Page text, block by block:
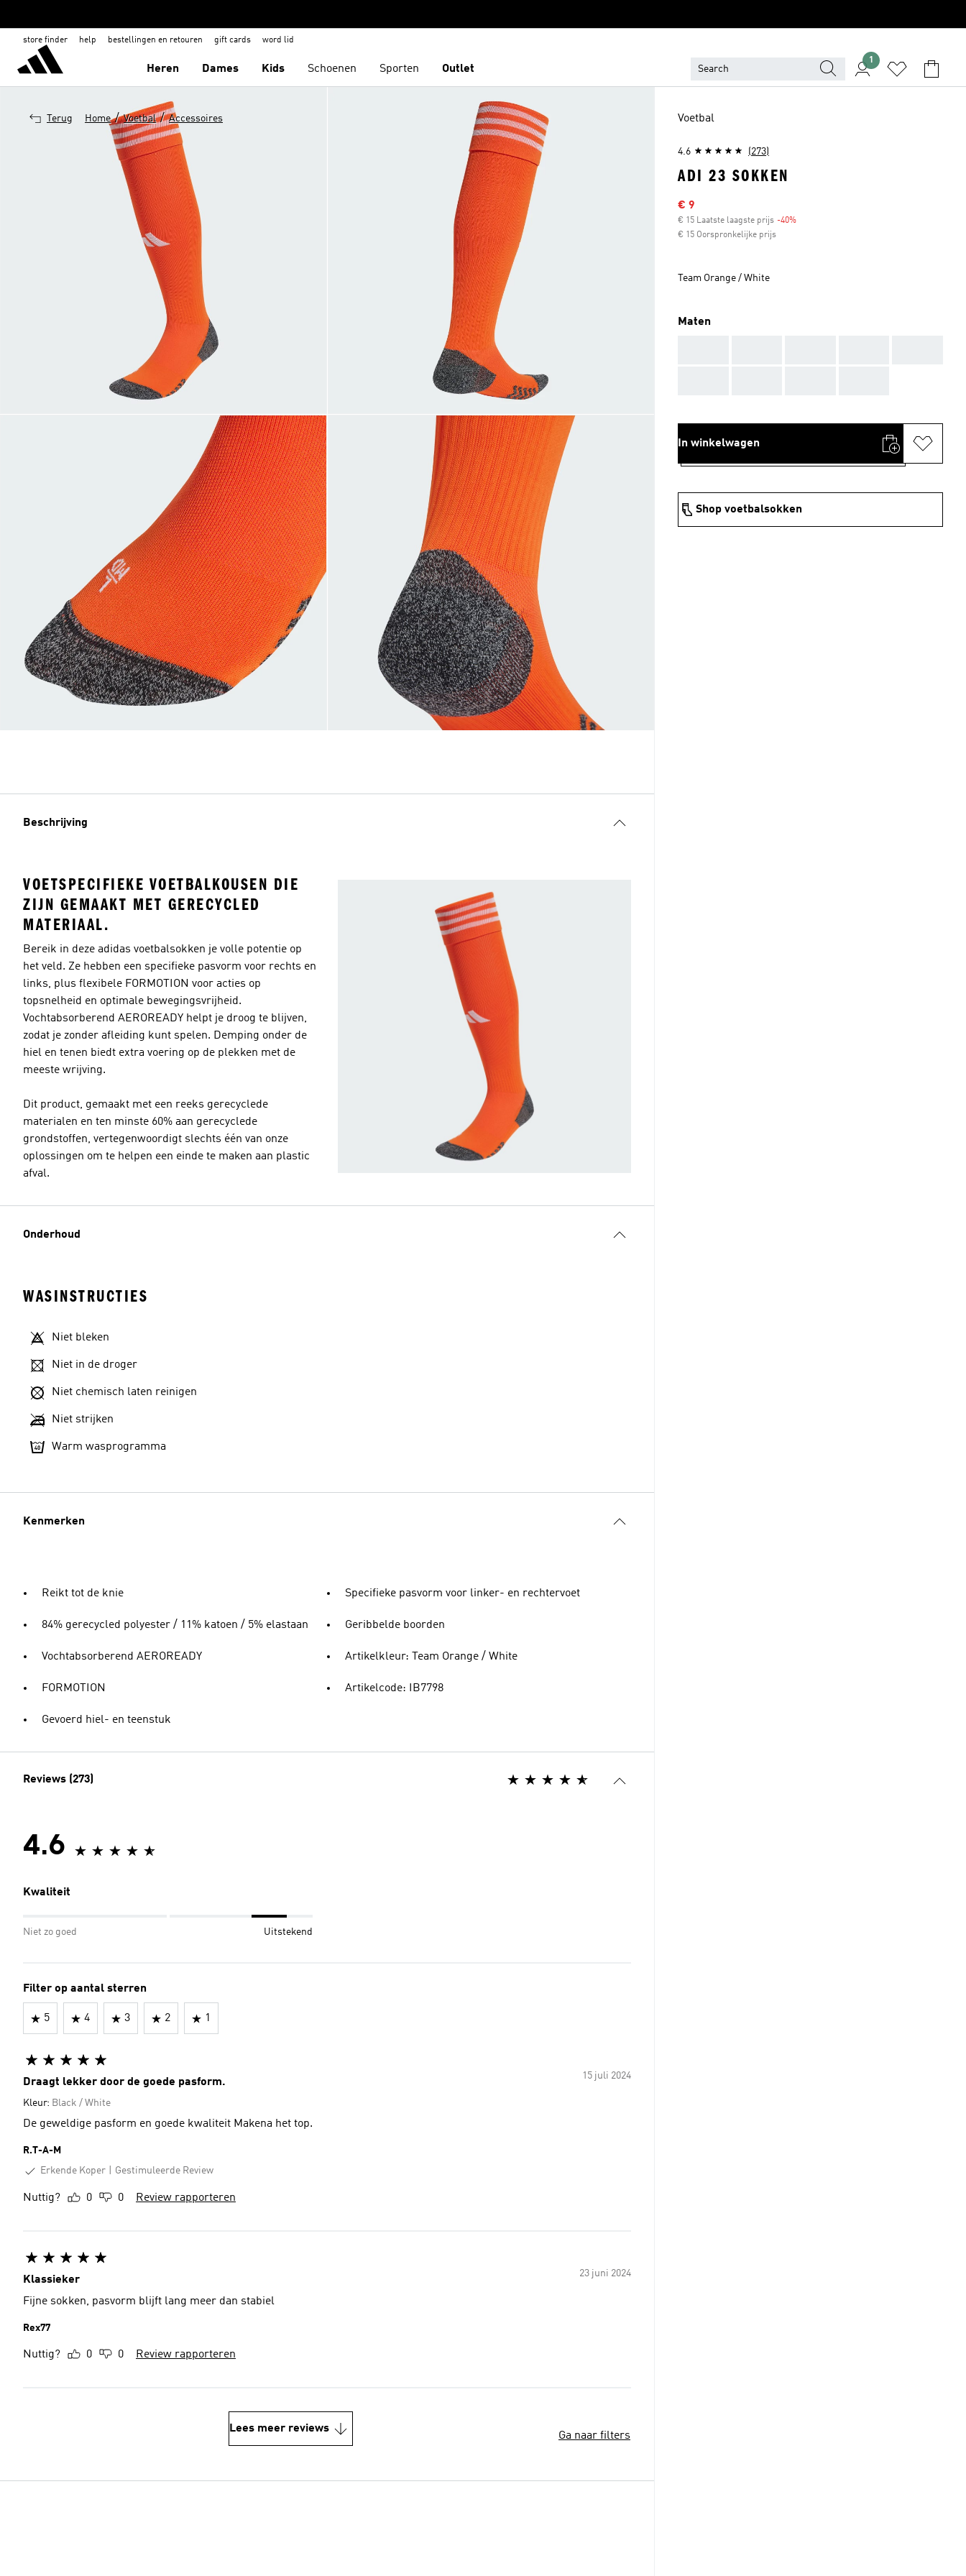
store finder help bestellingen en retouren gift cards word lid
Heren Dames Kids Schoenen Sporten Outlet
1
Terug Home / Voetbal / Accessoires
Beschrijving
VOETSPECIFIEKE VOETBALKOUSEN DIE
ZIJN GEMAAKT MET GERECYCLED
MATERIAAL.
Bereik in deze adidas voetbalsokken je volle potentie op
het veld. Ze hebben een specifieke pasvorm voor rechts en
links, plus flexibele FORMOTION voor acties op
topsnelheid en optimale bewegingsvrijheid.
Vochtabsorberend AEROREADY helpt je droog te blijven,
zodat je zonder afleiding kunt spelen. Demping onder de
hiel en tenen biedt extra voering op de plekken met de
meeste wrijving.
Dit product, gemaakt met een reeks gerecyclede
materialen en ten minste 60% aan gerecyclede
grondstoffen, vertegenwoordigt slechts één van onze
oplossingen om te helpen een einde te maken aan plastic
afval.
Onderhoud
WASINSTRUCTIES
Niet bleken
Niet in de droger
Niet chemisch laten reinigen
Niet strijken
Warm wasprogramma
Kenmerken
Reikt tot de knie
84% gerecycled polyester / 11% katoen / 5% elastaan
Vochtabsorberend AEROREADY
FORMOTION
Gevoerd hiel- en teenstuk
Specifieke pasvorm voor linker- en rechtervoet
Geribbelde boorden
Artikelkleur: Team Orange / White
Artikelcode: IB7798
Reviews (273)
4.6
Kwaliteit
Niet zo goed Uitstekend
Filter op aantal sterren
5 4 3 2 1
15 juli 2024
Draagt lekker door de goede pasform.
Kleur: Black / White
De geweldige pasform en goede kwaliteit Makena het top.
R.T-A-M
Erkende Koper
Gestimuleerde Review
Nuttig? 0 0 Review rapporteren
23 juni 2024
Klassieker
Fijne sokken, pasvorm blijft lang meer dan stabiel
Rex77
Nuttig? 0 0 Review rapporteren
Lees meer reviews
Ga naar filters
Voetbal
4.6 (273)
ADI 23 SOKKEN
Afgeprijsde prijs
€ 9
€ 15 Laatste laagste prijs -40%
€ 15 Oorspronkelijke prijs
Team Orange / White
Maten
In winkelwagen
Shop voetbalsokken